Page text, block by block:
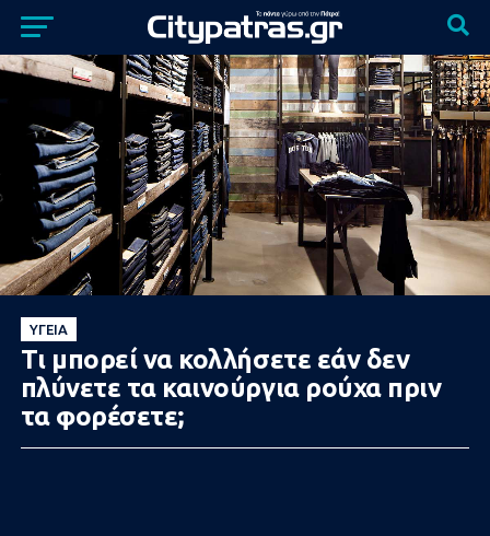
ΥΓΕΊΑ
Τι μπορεί να κολλήσετε εάν δεν
πλύνετε τα καινούργια ρούχα πριν
τα φορέσετε;